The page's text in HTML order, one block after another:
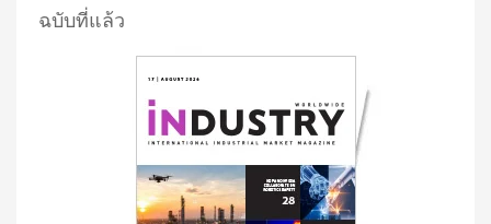
ฉบับที่แล้ว